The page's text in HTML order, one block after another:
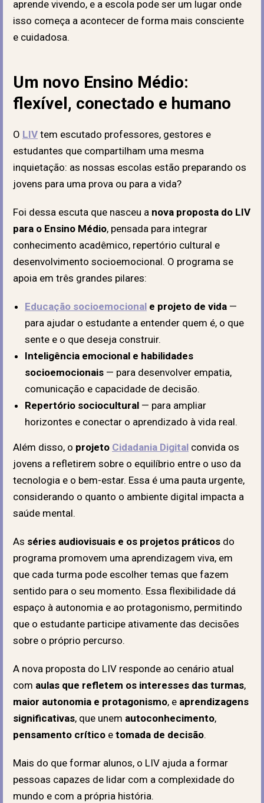
aprende vivendo, e a escola pode ser um lugar onde
isso começa a acontecer de forma mais consciente
e cuidadosa.
Um novo Ensino Médio:
flexível, conectado e humano
O LIV tem escutado professores, gestores e
estudantes que compartilham uma mesma
inquietação: as nossas escolas estão preparando os
jovens para uma prova ou para a vida?
Foi dessa escuta que nasceu a nova proposta do LIV
para o Ensino Médio, pensada para integrar
conhecimento acadêmico, repertório cultural e
desenvolvimento socioemocional. O programa se
apoia em três grandes pilares:
Educação socioemocional e projeto de vida —
para ajudar o estudante a entender quem é, o que
sente e o que deseja construir.
Inteligência emocional e habilidades
socioemocionais — para desenvolver empatia,
comunicação e capacidade de decisão.
Repertório sociocultural — para ampliar
horizontes e conectar o aprendizado à vida real.
Além disso, o projeto Cidadania Digital convida os
jovens a refletirem sobre o equilíbrio entre o uso da
tecnologia e o bem-estar. Essa é uma pauta urgente,
considerando o quanto o ambiente digital impacta a
saúde mental.
As séries audiovisuais e os projetos práticos do
programa promovem uma aprendizagem viva, em
que cada turma pode escolher temas que fazem
sentido para o seu momento. Essa flexibilidade dá
espaço à autonomia e ao protagonismo, permitindo
que o estudante participe ativamente das decisões
sobre o próprio percurso.
A nova proposta do LIV responde ao cenário atual
com aulas que refletem os interesses das turmas,
maior autonomia e protagonismo, e aprendizagens
significativas, que unem autoconhecimento,
pensamento crítico e tomada de decisão.
Mais do que formar alunos, o LIV ajuda a formar
pessoas capazes de lidar com a complexidade do
mundo e com a própria história.